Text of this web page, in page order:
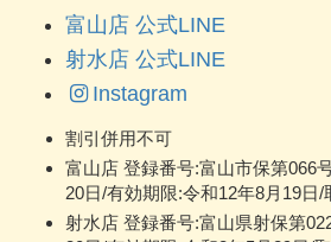
富山店 公式LINE
射水店 公式LINE
Instagram
割引併用不可
富山店 登録番号:富山市保第066
20日/有効期限:令和12年8月19日
射水店 登録番号:富山県射保第